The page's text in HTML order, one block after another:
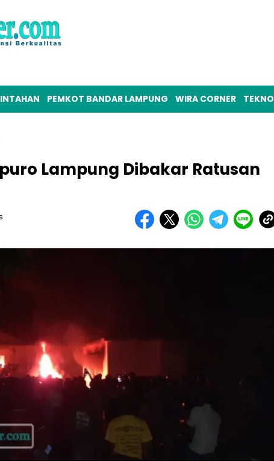
PEMKOT BANDAR LAMPUNG WIRA CORNER TEKNO
Lampung Dibakar Ratusan